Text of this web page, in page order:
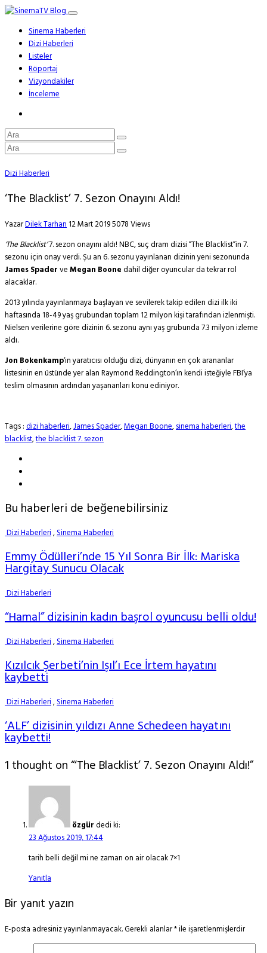
Sinema Haberleri
Dizi Haberleri
Listeler
Röportaj
Vizyondakiler
İnceleme
Dizi Haberleri
‘The Blacklist’ 7. Sezon Onayını Aldı!
YazarDilek Tarhan12 Mart 20195078 Views
‘The Blacklist’7. sezon onayını aldı! NBC, suç dram dizisi “The Blacklist”in 7.
sezonu için onay verdi. Şu an 6. sezonu yayınlanan dizinin yeni sezonunda
James SpaderveMegan Boone dahil diğer oyuncular da tekrar rol
alacaklar.
2013 yılında yayınlanmaya başlayan ve sevilerek takip edilen dizi ilk iki
haftasında 18-49 yaş grubundan toplam 12 milyon kişi tarafından izlenmişti.
Nielsen verilerine göre dizinin 6. sezonu aynı yaş grubunda 7.3 milyon izleme
aldı.
Jon Bokenkamp‘ın yaratıcısı olduğu dizi, dünyanın en çok arananlar
listesinin en üstünde yer alan Raymond Reddington’ın kendi isteğiyle FBI’ya
teslim olmasının ardından yaşananları konu ediniyor.
Tags :dizi haberleri,James Spader,Megan Boone,sinema haberleri,the
blacklist,the blacklist 7. sezon
Bu haberleri de beğenebilirsiniz
Dizi Haberleri,Sinema Haberleri
Emmy Ödülleri’nde 15 Yıl Sonra Bir İlk: Mariska
Hargitay Sunucu Olacak
Dizi Haberleri
“Hamal” dizisinin kadın başrol oyuncusu belli oldu!
Dizi Haberleri,Sinema Haberleri
Kızılcık Şerbeti’nin Işıl’ı Ece İrtem hayatını
kaybetti
Dizi Haberleri,Sinema Haberleri
‘ALF’ dizisinin yıldızı Anne Schedeen hayatını
kaybetti!
1 thought on “‘The Blacklist’ 7. Sezon Onayını Aldı!”
özgür dedi ki:
23 Ağustos 2019, 17:44
tarih belli değil mi ne zaman on air olacak 7×1
Yanıtla
Bir yanıt yazın
E-posta adresiniz yayınlanmayacak.Gerekli alanlar*ile işaretlenmişlerdir